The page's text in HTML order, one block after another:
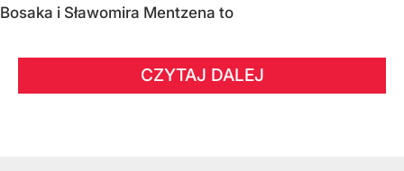
Bosaka i Sławomira Mentzena to
CZYTAJ DALEJ